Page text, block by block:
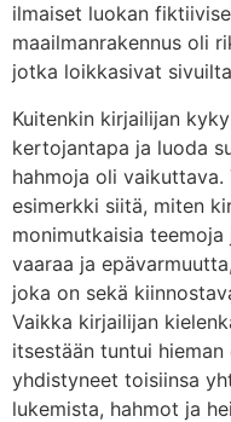
ilmaiset luokan
maailmanrakennus oli
jotka loikkasivat
Kuitenkin kirjailijan
kertojantapa ja luoda
hahmoja oli vaikuttava.
esimerkki siitä, miten
monimutkaisia
vaaraa ja
joka on sekä
Vaikka kirjailijan
itsestään tuntui
yhdistyneet toisiinsa
lukemista, hahmot ja